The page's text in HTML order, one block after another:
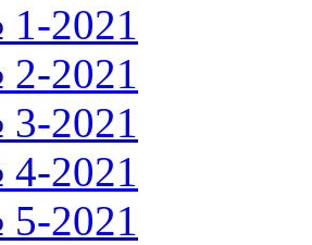
2021
2021
2021
2021
2021